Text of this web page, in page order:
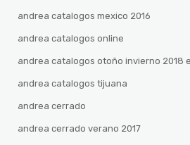
andrea catalogos mexico 2016
andrea catalogos online
andrea catalogos otoño invierno 2018
andrea catalogos tijuana
andrea cerrado
andrea cerrado verano 2017